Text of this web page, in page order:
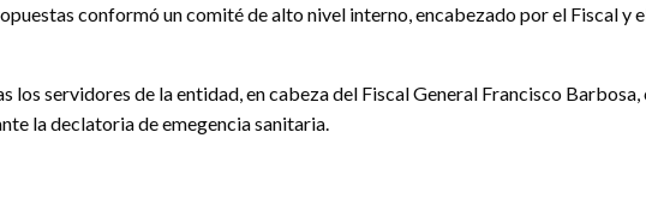
conformó un comité de alto nivel interno, encabezado por el Fiscal
los servidores de la entidad, en cabeza del Fiscal General Francisco
la declatoria de emegencia sanitaria.